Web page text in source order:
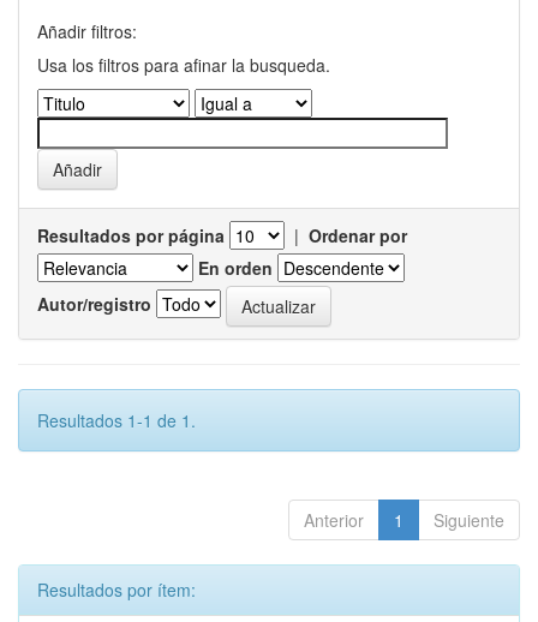
Añadir filtros:
Usa los filtros para afinar la busqueda.
Resultados por página | Ordenar por
En orden
Autor/registro
Resultados 1-1 de 1.
Anterior 1 Siguiente
Resultados por ítem: